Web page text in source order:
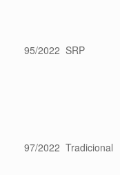
95/2022 SRP
97/2022 Tradicional